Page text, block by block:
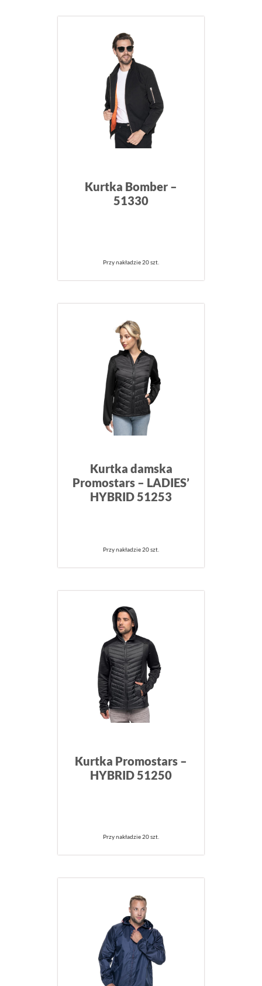
Kurtka Bomber –
51330
Przy nakładzie 20 szt.
Kurtka damska
Promostars – LADIES’
HYBRID 51253
Przy nakładzie 20 szt.
Kurtka Promostars –
HYBRID 51250
Przy nakładzie 20 szt.